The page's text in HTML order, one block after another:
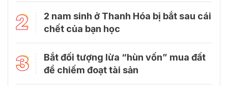
2
2 nam sinh ở Thanh Hóa bị bắt sau cái
chết của bạn học
3
Bắt đối tượng lừa “hùn vốn” mua đất
để chiếm đoạt tài sản